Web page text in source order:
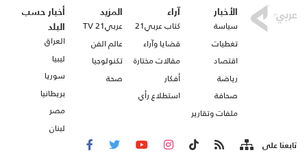
الأخبار
سياسة
تغطيات
اقتصاد
رياضة
صحافة
ملفات وتقارير
آراء
كتاب عربي21
قضايا وآراء
مقالات مختارة
أفكار
استطلاع رأي
المزيد
عربي21 TV
عالم الفن
تكنولوجيا
صحة
أخبار حسب
البلد
العراق
ليبيا
سوريا
بريطانيا
مصر
لبنان
تابعنا على